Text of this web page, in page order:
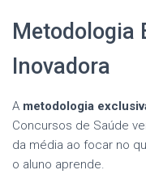
Metodologia
Inovadora
A metodologia
Concursos de Saúde
da média ao focar no
o aluno aprende.